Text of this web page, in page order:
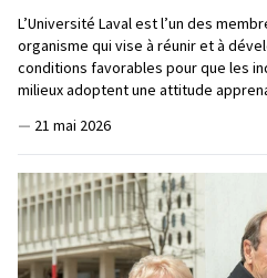
L’Université Laval est l’un des
organisme qui vise à réunir et à
conditions favorables pour que les
milieux adoptent une attitude
— 21 mai 2026